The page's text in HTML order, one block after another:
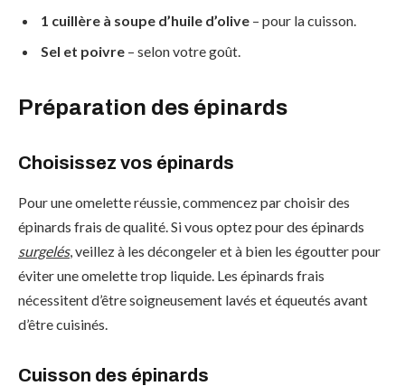
1 cuillère à soupe d’huile d’olive – pour la cuisson.
Sel et poivre – selon votre goût.
Préparation des épinards
Choisissez vos épinards
Pour une omelette réussie, commencez par choisir des
épinards frais de qualité. Si vous optez pour des épinards
surgelés, veillez à les décongeler et à bien les égoutter pour
éviter une omelette trop liquide. Les épinards frais
nécessitent d’être soigneusement lavés et équeutés avant
d’être cuisinés.
Cuisson des épinards